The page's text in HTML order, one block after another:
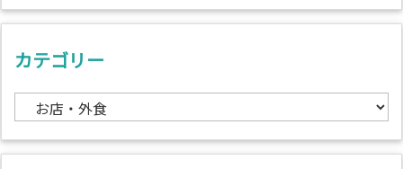
カテゴリー
テ
ゴ